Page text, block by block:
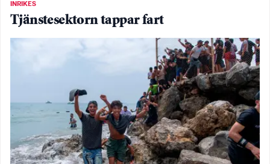
INRIKES
Tjänstesektorn tappar fart